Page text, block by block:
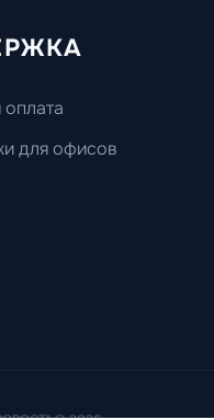
для офисов